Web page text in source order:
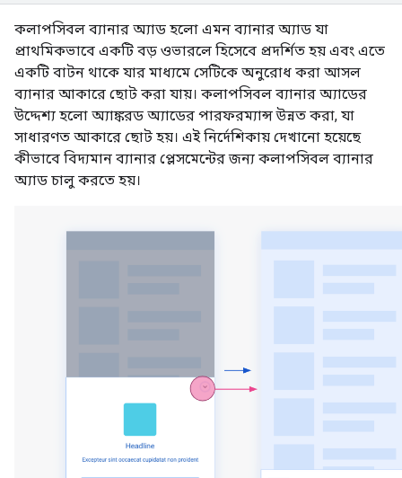
কলাপসিবল ব্যানার অ্যাড হলো এমন ব্যানার অ্যাড যা
প্রাথমিকভাবে একটি বড় ওভারলে হিসেবে প্রদর্শিত হয় এবং এতে
একটি বাটন থাকে যার মাধ্যমে সেটিকে অনুরোধ করা আসল
ব্যানার আকারে ছোট করা যায়। কলাপসিবল ব্যানার অ্যাডের
উদ্দেশ্য হলো অ্যাঙ্করড অ্যাডের পারফরম্যান্স উন্নত করা, যা
সাধারণত আকারে ছোট হয়। এই নির্দেশিকায় দেখানো হয়েছে
কীভাবে বিদ্যমান ব্যানার প্লেসমেন্টের জন্য কলাপসিবল ব্যানার
অ্যাড চালু করতে হয়।